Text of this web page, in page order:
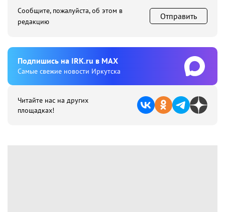
Сообщите, пожалуйста, об этом в
редакцию
Отправить
Подпишиcь на IRK.ru в MAX
Cамые свежие новости Иркутска
Читайте нас на других
площадках!